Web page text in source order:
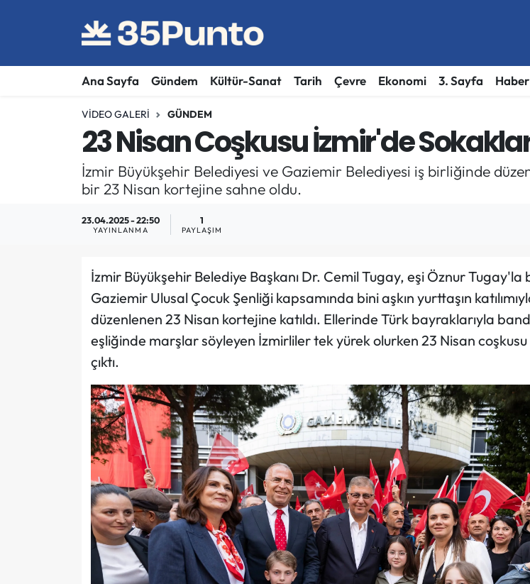
Ana Sayfa Gündem Kültür-Sanat Tarih Çevre Ekonomi 3. Sayfa
VIDEO GALERI GÜNDEM
23 Nisan Coşkusu İzmir'de
İzmir Büyükşehir Belediyesi ve Gaziemir Belediyesi iş birliğinde
bir 23 Nisan kortejine sahne oldu.
23.04.2025 - 22:50
YAYINLANMA
1
PAYLAŞIM
İzmir Büyükşehir Belediye Başkanı Dr. Cemil Tugay, eşi Öznur Tugay'la
Gaziemir Ulusal Çocuk Şenliği kapsamında bini aşkın yurttaşın
düzenlenen 23 Nisan kortejine katıldı. Ellerinde Türk bayraklarıyla
eşliğinde marşlar söyleyen İzmirliler tek yürek olurken 23 Nisan
çıktı.